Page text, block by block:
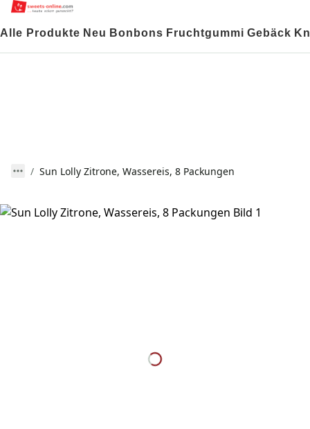
Alle Produkte Neu Bonbons Fruchtgummi Gebäck
Sun Lolly Zitrone, Wassereis, 8 Packungen